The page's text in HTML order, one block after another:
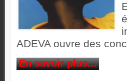
ADEVA ouvre des
En savoir plus...